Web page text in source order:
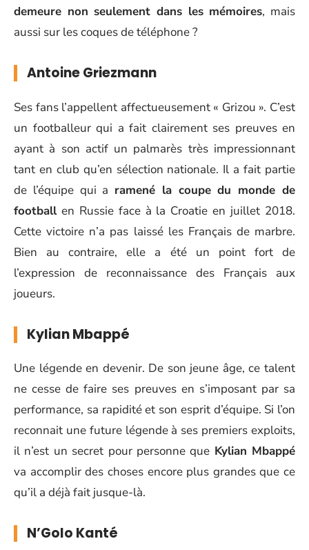
demeure non seulement dans les mémoires, mais
aussi sur les coques de téléphone ?
Antoine Griezmann
Ses fans l’appellent affectueusement « Grizou ». C’est
un footballeur qui a fait clairement ses preuves en
ayant à son actif un palmarès très impressionnant
tant en club qu’en sélection nationale. Il a fait partie
de l’équipe qui a ramené la coupe du monde de
footballen Russie face à la Croatie en juillet 2018.
Cette victoire n’a pas laissé les Français de marbre.
Bien au contraire, elle a été un point fort de
l’expression de reconnaissance des Français aux
joueurs.
Kylian Mbappé
Une légende en devenir. De son jeune âge, ce talent
ne cesse de faire ses preuves en s’imposant par sa
performance, sa rapidité et son esprit d’équipe. Si l’on
reconnait une future légende à ses premiers exploits,
il n’est un secret pour personne que Kylian Mbappé
va accomplir des choses encore plus grandes que ce
qu’il a déjà fait jusque-là.
N’Golo Kanté